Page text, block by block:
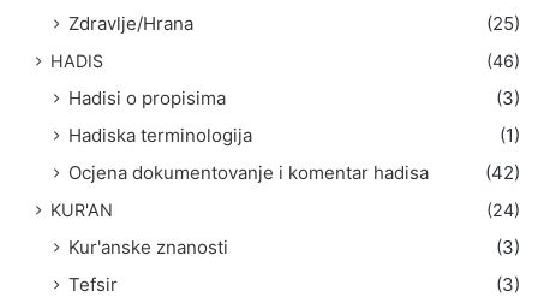
Zdravlje/Hrana
(25)
HADIS (46)
Hadisi o propisima
(3)
Hadiska terminologija
(1)
Ocjena dokumentovanje i komentar hadisa
(42)
KUR'AN (24)
Kur'anske znanosti
(3)
Tefsir
(3)